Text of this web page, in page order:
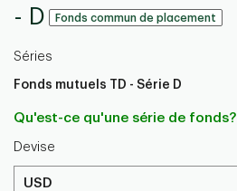
- D
Fonds commun de placement
Séries
Fonds mutuels TD - Série D
Qu'est-ce qu'une série de fonds?
Devise
USD